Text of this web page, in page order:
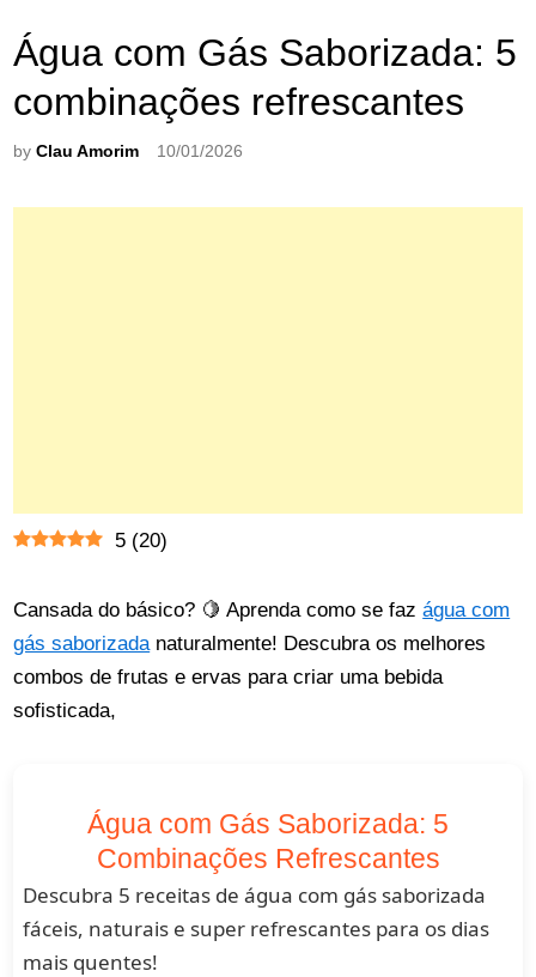
Água com Gás Saborizada: 5
combinações refrescantes
byClau Amorim 10/01/2026
5 (20)
Cansada do básico? 🍋 Aprenda como se fazágua com
gás saborizada naturalmente! Descubra os melhores
combos de frutas e ervas para criar uma bebida
sofisticada,
Água com Gás Saborizada: 5
Combinações Refrescantes
Descubra 5 receitas de água com gás saborizada
fáceis, naturais e super refrescantes para os dias
mais quentes!